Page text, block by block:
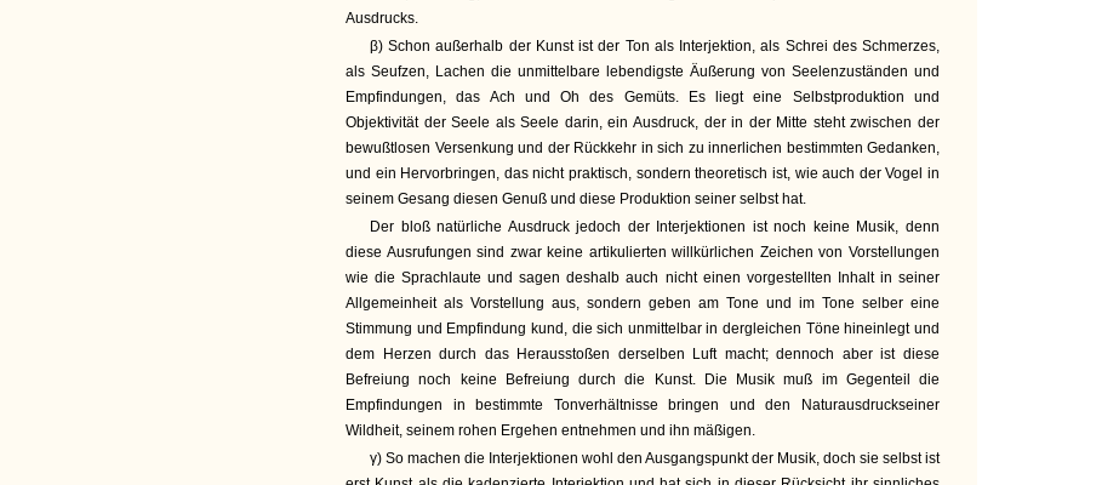
Ausdrucks.
β) Schon außerhalb der Kunst ist der Ton als Interjektion, als Schrei des Schmerzes,
als Seufzen, Lachen die unmittelbare lebendigste Äußerung von Seelenzuständen und
Empfindungen, das Ach und Oh des Gemüts. Es liegt eine Selbstproduktion und
Objektivität der Seele als Seele darin, ein Ausdruck, der in der Mitte steht zwischen der
bewußtlosen Versenkung und der Rückkehr in sich zu innerlichen bestimmten Gedanken,
und ein Hervorbringen, das nicht praktisch, sondern theoretisch ist, wie auch der Vogel in
seinem Gesang diesen Genuß und diese Produktion seiner selbst hat.
Der bloß natürliche Ausdruck jedoch der Interjektionen ist noch keine Musik, denn
diese Ausrufungen sind zwar keine artikulierten willkürlichen Zeichen von Vorstellungen
wie die Sprachlaute und sagen deshalb auch nicht einen vorgestellten Inhalt in seiner
Allgemeinheit als Vorstellung aus, sondern geben am Tone und im Tone selber eine
Stimmung und Empfindung kund, die sich unmittelbar in dergleichen Töne hineinlegt und
dem Herzen durch das Herausstoßen derselben Luft macht; dennoch aber ist diese
Befreiung noch keine Befreiung durch die Kunst. Die Musik muß im Gegenteil die
Empfindungen in bestimmte Tonverhältnisse bringen und den Naturausdruckseiner
Wildheit, seinem rohen Ergehen entnehmen und ihn mäßigen.
γ) So machen die Interjektionen wohl den Ausgangspunkt der Musik, doch sie selbst ist